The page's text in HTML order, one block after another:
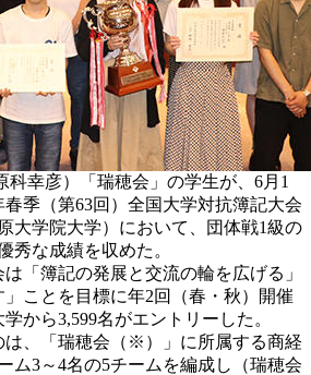
科幸彦）「瑞穂会」の学生が、6月1
春季（第63回）全国大学対抗簿記大会
大学院大学）において、団体戦1級の
秀な成績を収めた。
「簿記の発展と交流の輪を広げる」
」ことを目標に年2回（春・秋）開催
から3,599名がエントリーした。
、「瑞穂会（※）」に所属する商経
ム3～4名の5チームを編成し（瑞穂会